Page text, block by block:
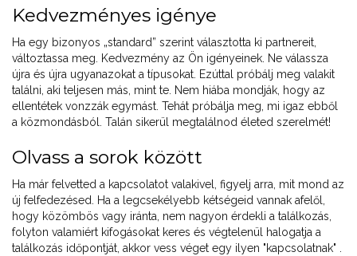
Kedvezményes igénye
Ha egy bizonyos „standard” szerint választotta ki partnereit,
változtassa meg. Kedvezmény az Ön igényeinek. Ne válassza
újra és újra ugyanazokat a típusokat. Ezúttal próbálj meg valakit
találni, aki teljesen más, mint te. Nem hiába mondják, hogy az
ellentétek vonzzák egymást. Tehát próbálja meg, mi igaz ebből
a közmondásból. Talán sikerül megtalálnod életed szerelmét!
Olvass a sorok között
Ha már felvetted a kapcsolatot valakivel, figyelj arra, mit mond az
új felfedezésed. Ha a legcsekélyebb kétségeid vannak afelől,
hogy közömbös vagy iránta, nem nagyon érdekli a találkozás,
folyton valamiért kifogásokat keres és végtelenül halogatja a
találkozás időpontját, akkor vess véget egy ilyen "kapcsolatnak" .